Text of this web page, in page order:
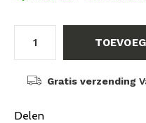
Gratis verzending
Delen